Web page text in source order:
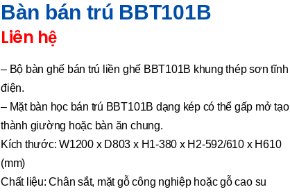
Bàn bán trú BBT101B
Liên hệ
– Bộ bàn ghế bán trú liền ghế BBT101B khung thép sơn tĩnh
điện.
– Mặt bàn học bán trú BBT101B dạng kép có thể gấp mở tạo
thành giường hoặc bàn ăn chung.
Kích thước: W1200 x D803 x H1-380 x H2-592/610 x H610
(mm)
Chất liệu: Chân sắt, mặt gỗ công nghiệp hoặc gỗ cao su